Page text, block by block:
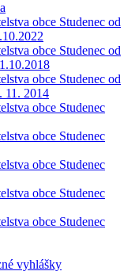
obce Studenec od
obce Studenec od
obce Studenec od
11. 2014
obce Studenec
obce Studenec
obce Studenec
obce Studenec
obce Studenec
vyhlášky